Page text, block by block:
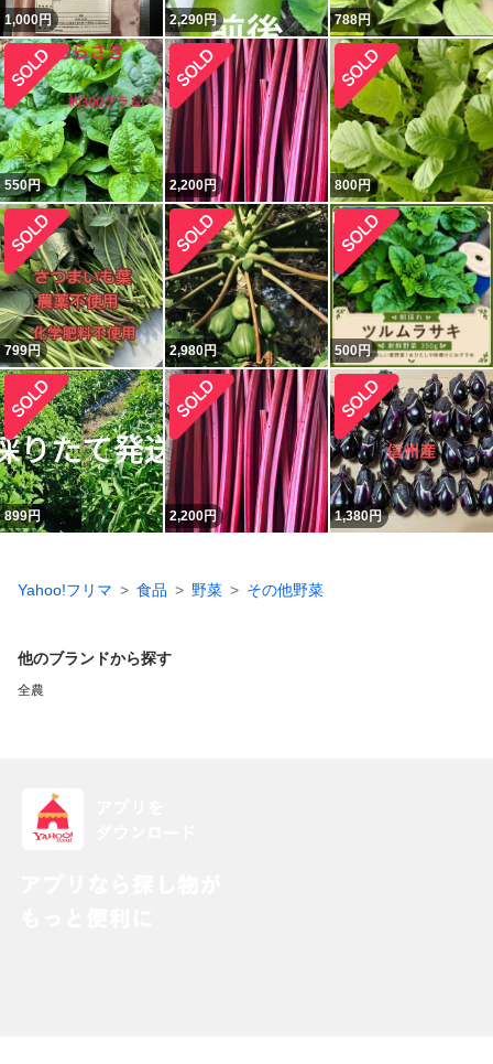
1,000円 2,290円 788円
550円 2,200円 800円
799円 2,980円 500円
899円 2,200円 1,380円
Yahoo!フリマ 食品 野菜 その他野菜
他のブランドから探す
全農